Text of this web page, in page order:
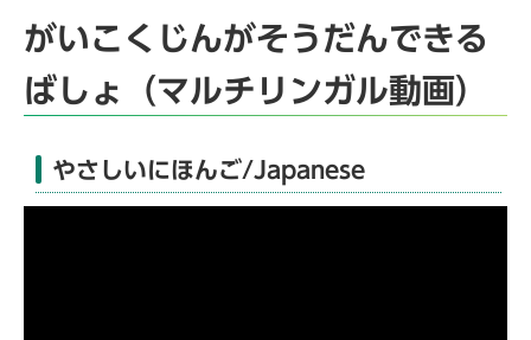
がいこくじんがそうだんできる
ばしょ（マルチリンガル動画）
やさしいにほんご/Japanese